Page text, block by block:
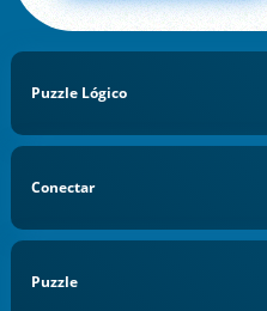
Puzzle Lógico
Conectar
Puzzle